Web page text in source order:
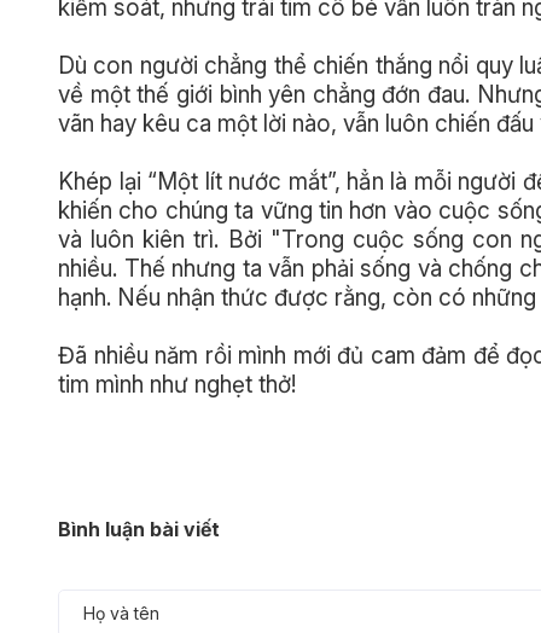
kiểm soát, nhưng trái tim cô bé vẫn luôn tràn
Dù con người chẳng thể chiến thắng nổi quy
về một thế giới bình yên chẳng đớn đau.
vãn hay kêu ca một lời nào, vẫn luôn chiến
Khép lại “Một lít nước mắt”, hẳn là mỗi người
khiến cho chúng ta vững tin hơn vào cuộc
và luôn kiên trì. Bởi "Trong cuộc sống con
nhiều. Thế nhưng ta vẫn phải sống và chống
hạnh. Nếu nhận thức được rằng, còn có
Đã nhiều năm rồi mình mới đủ cam đảm để
tim mình như nghẹt thở!
Bình luận bài viết